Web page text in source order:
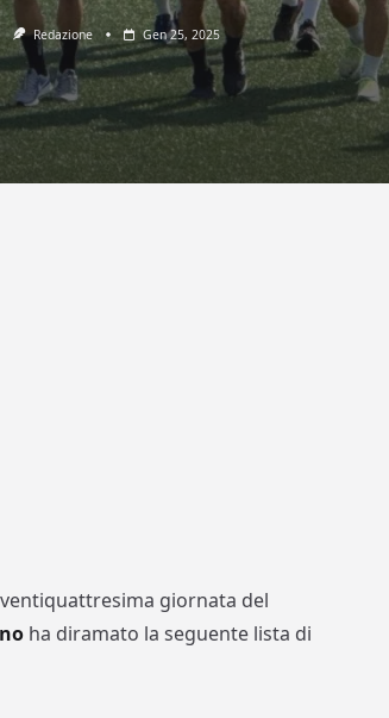
Redazione Gen 25, 2025
giornata del
ha diramato la seguente lista di